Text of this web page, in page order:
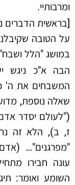
ומרבותיי.
[בראשית הדברים
על הטובה
במושג "הלל
הבה א"כ ניגש
המשבחים את ה'
שאלה נוספת,
("לעולם יסדר
ז, ב), הלא זה
"מפרגנים"…
עונה חבירו
השומע ואומר: